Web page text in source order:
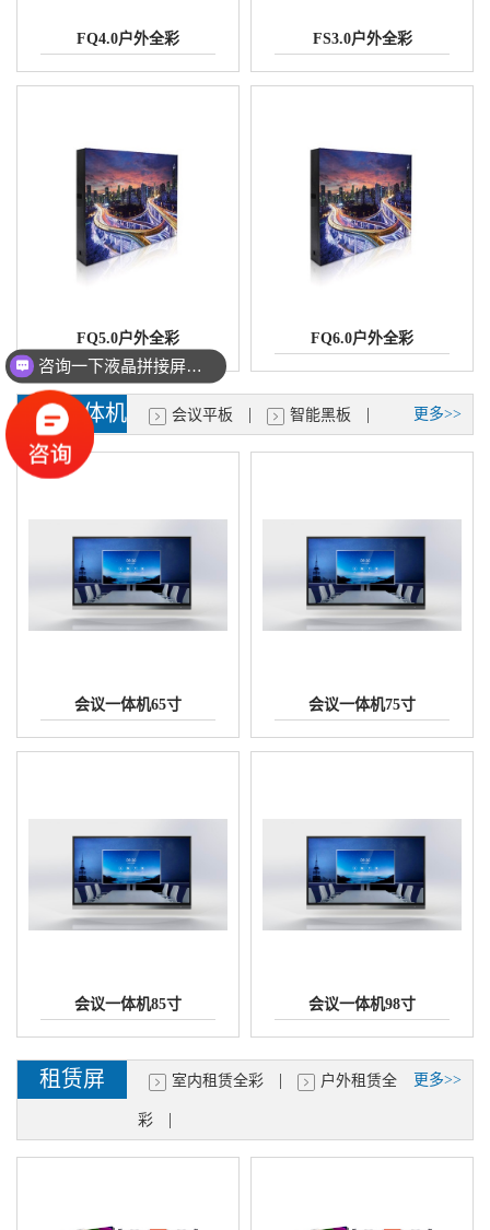
FQ4.0户外全彩 FS3.0户外全彩
FQ5.0户外全彩 FQ6.0户外全彩
会议一体机 更多>>
会议平板 | 智能黑板 |
会议一体机65寸 会议一体机75寸
会议一体机85寸 会议一体机98寸
租赁屏 更多>>
室内租赁全彩 | 户外租赁全
彩 |
点击---立即报价